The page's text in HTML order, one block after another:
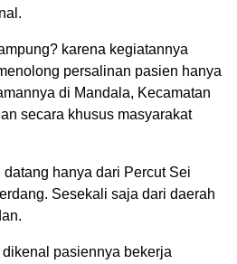
karena kegiatannya
persalinan pasien hanya
di Mandala, Kecamatan
secara khusus masyarakat
hanya dari Percut Sei
Sesekali saja dari daerah
pasiennya bekerja